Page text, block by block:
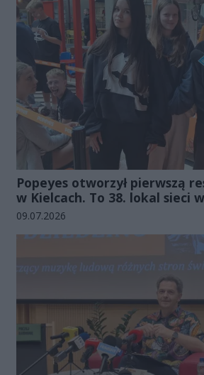
Popeyes otworzył pierwszą
w Kielcach. To 38. lokal sieci
Data dodania galerii:
09.07.2026